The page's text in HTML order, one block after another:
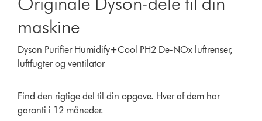
maskine
Dyson Purifier Humidify+Cool PH2 De-NOx luftrenser,
luftfugter og ventilator
Find den rigtige del til din opgave. Hver af dem har
garanti i 12 måneder.